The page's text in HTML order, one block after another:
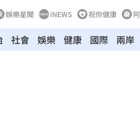
娛樂星聞 iNEWS 祝你健康
社會 娛樂 健康 國際 兩岸